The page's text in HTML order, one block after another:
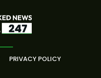
PRIVACY POLICY